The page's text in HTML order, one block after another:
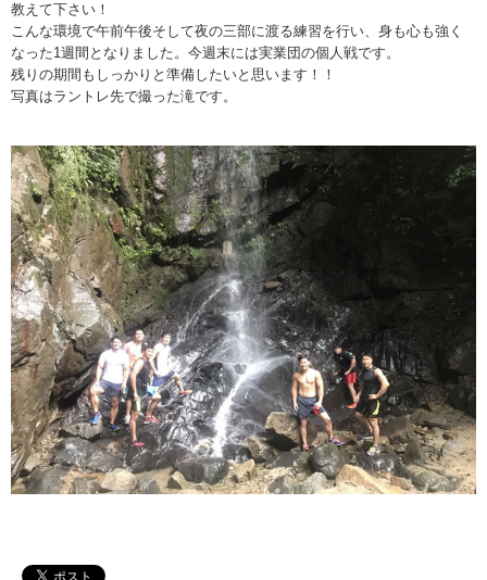
教えて下さい！
こんな環境で午前午後そして夜の三部に渡る練習を行い、身も心も強く
なった1週間となりました。今週末には実業団の個人戦です。
残りの期間もしっかりと準備したいと思います！！
写真はラントレ先で撮った滝です。